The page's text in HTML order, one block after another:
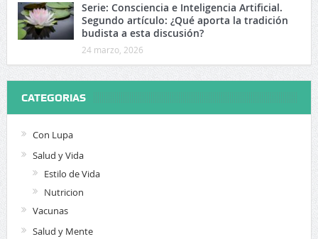
Serie: Consciencia e Inteligencia Artificial.
Segundo artículo: ¿Qué aporta la tradición
budista a esta discusión?
24 marzo, 2026
CATEGORIAS
Con Lupa
Salud y Vida
Estilo de Vida
Nutricion
Vacunas
Salud y Mente